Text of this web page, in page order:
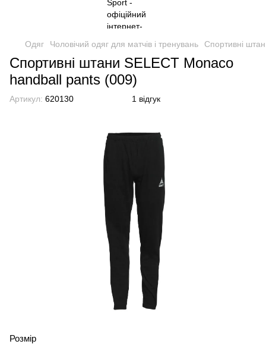
Одяг Чоловічий одяг для матчів і тренувань Спортивні
Спортивні штани SELECT Monaco
handball pants (009)
Артикул: 620130 1 відгук
Розмір